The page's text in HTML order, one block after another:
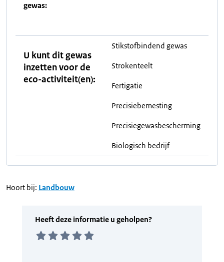
gewas:
U kunt dit gewas
inzetten voor de
eco-activiteit(en):
Stikstofbindend gewas
Strokenteelt
Fertigatie
Precisiebemesting
Precisiegewasbescherming
Biologisch bedrijf
Hoort bij: Landbouw